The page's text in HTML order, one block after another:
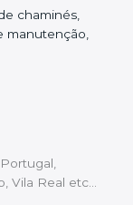
chaminés,
manutenção,
Vila Real etc…